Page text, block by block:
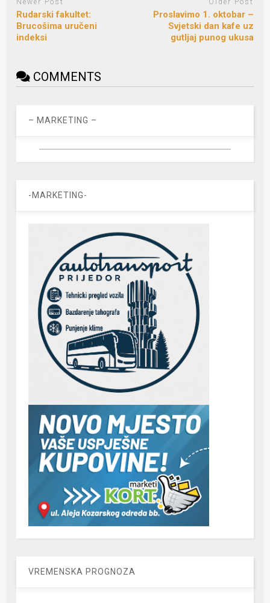
Newer Post
Rudarski fakultet:
Brucošima uručeni
indeksi
Older Post
Proslavimo 1. oktobar –
Svjetski dan kafe uz
gutljaj punog ukusa
COMMENTS
– MARKETING –
-MARKETING-
VREMENSKA PROGNOZA